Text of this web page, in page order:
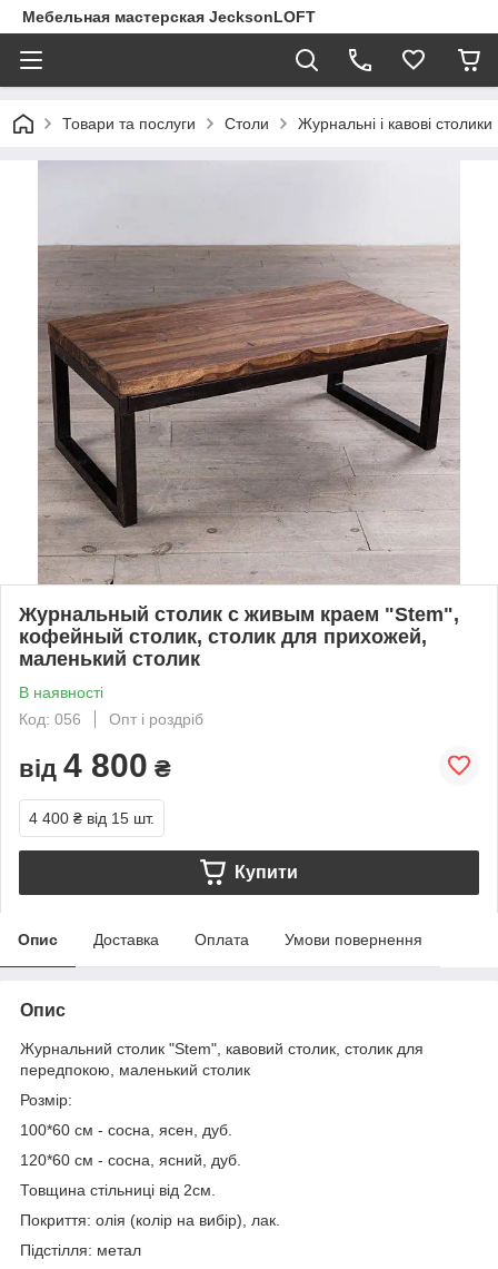
Мебельная мастерская JecksonLOFT
Товари та послуги Столи Журнальні і кавові столики
Журнальный столик с живым краем "Stem",
кофейный столик, столик для прихожей,
маленький столик
В наявності
Код: 056
Опт і роздріб
від 4 800 ₴
4 400 ₴ від 15 шт.
Купити
Опис Доставка Оплата Умови повернення
Опис
Журнальний столик "Stem", кавовий столик, столик для
передпокою, маленький столик
Розмір:
100*60 см - сосна, ясен, дуб.
120*60 см - сосна, ясний, дуб.
Товщина стільниці від 2см.
Покриття: олія (колір на вибір), лак.
Підстілля: метал